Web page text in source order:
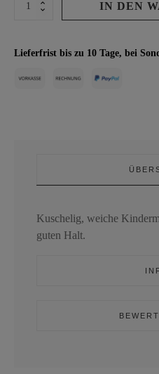
MÜTZE
IN DEN
Lieferfrist bis zu 10 Tage, bei
Kuschelig, weiche
guten Halt.